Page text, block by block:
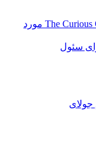
دانلود فیلم The Curious Case of Dolphin Bay 2022 مورد